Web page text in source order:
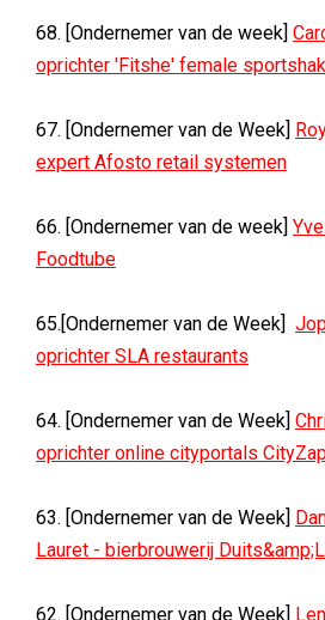
68. [Ondernemer van de week]
oprichter 'Fitshe' female
67. [Ondernemer van de Week]
expert Afosto retail systemen
66. [Ondernemer van de week]
Foodtube
65.[Ondernemer van de Week]
oprichter SLA restaurants
64. [Ondernemer van de Week]
oprichter online cityportals
63. [Ondernemer van de Week]
Lauret - bierbrouwerij
62. [Ondernemer van de Week]